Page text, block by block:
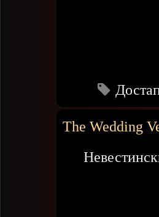
The Wedding